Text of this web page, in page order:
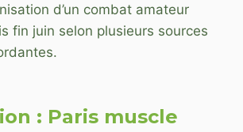
d’un combat amateur
fin juin selon plusieurs sources
: Paris muscle